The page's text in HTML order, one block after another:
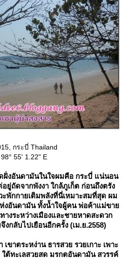
กระบี่ Thailand
55' 1.22" E
ฝั่งอันดามันในใจผมคือ กระบี่ แน่นอน
ยู่ถัดจากพังงา ใกล้ภูเก็ต ก่อนถึงตรัง
พักกายเติมพลังที่นี่เหมาะสมที่สุด ผม
ห่งอันดามัน ทั้งน้ำใจผู้คน พ่อค้าแม่ขา
างระหว่างเมืองและชายหาดสะดวก
กลับไปเยือนอีกครั้ง (เม.ย.2558)
ขาตระหง่าน ธารสวย รวยเกาะ เพาะ
ต้ทะเลสวยสด มรกตอันดามัน สวรรค์